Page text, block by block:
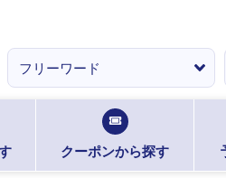
クーポンから探す